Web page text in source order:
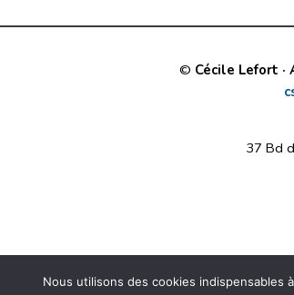
© Cécile Lefort
37 Bd
Nous utilisons des cookies indispensables